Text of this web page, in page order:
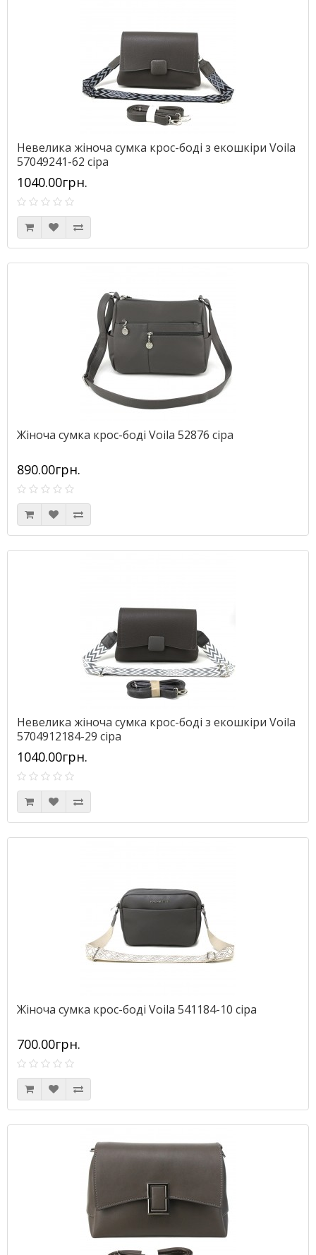
Невелика жіноча сумка крос-боді з екошкіри Voila
57049241-62 сіра
1040.00грн.
Жіноча сумка крос-боді Voila 52876 сіра
890.00грн.
Невелика жіноча сумка крос-боді з екошкіри Voila
5704912184-29 сіра
1040.00грн.
Жіноча сумка крос-боді Voila 541184-10 сіра
700.00грн.